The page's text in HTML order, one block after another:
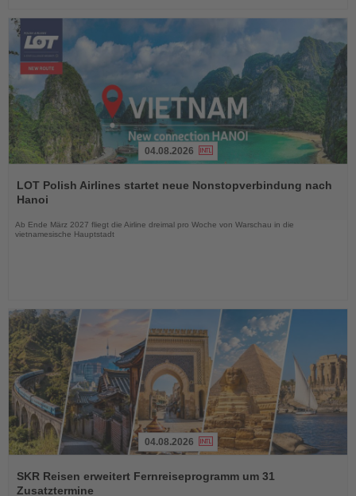
Sie
die
04.08.2026
LOT Polish Airlines startet neue Nonstopverbindung nach
Hanoi
Ab Ende März 2027 fliegt die Airline dreimal pro Woche von Warschau in die
vietnamesische Hauptstadt
Sie
die
04.08.2026
SKR Reisen erweitert Fernreiseprogramm um 31
Zusatztermine